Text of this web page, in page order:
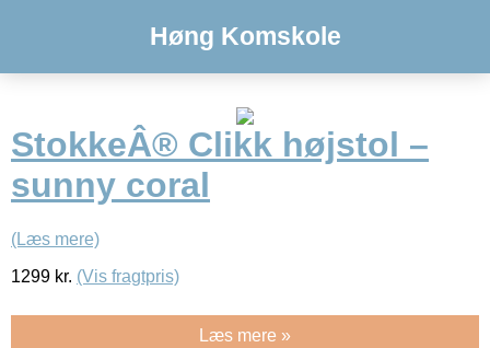
Høng Komskole
StokkeÂ® Clikk højstol –
sunny coral
(Læs mere)
1299 kr. (Vis fragtpris)
Læs mere »